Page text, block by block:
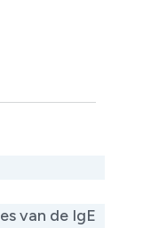
van de IgE